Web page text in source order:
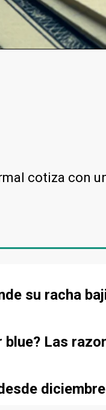
cotiza con
su racha
blue? Las